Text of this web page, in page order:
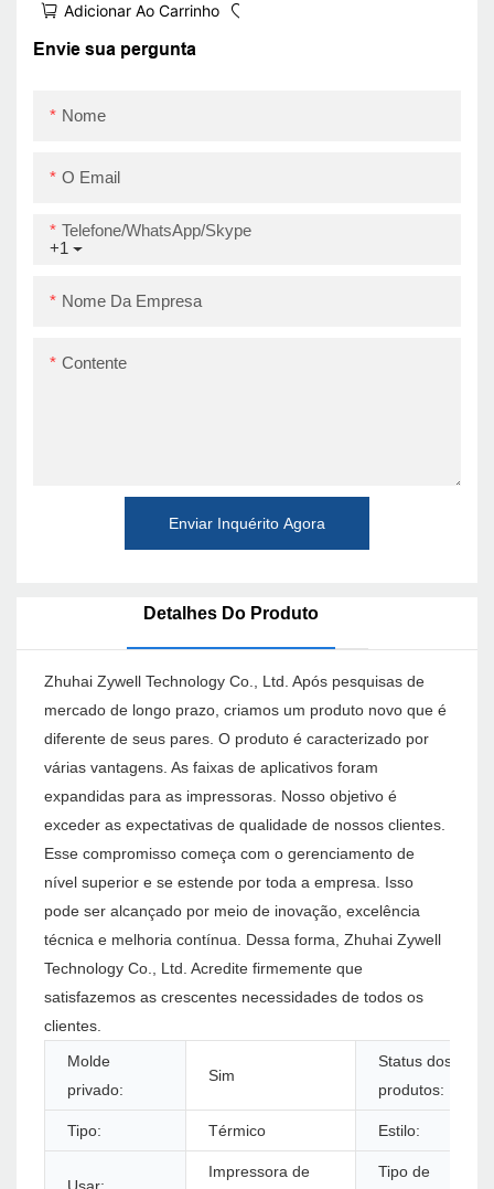
Design 4 Pinch Sticker
Printer Waybill
Adicionar Ao Carrinho
Envie sua pergunta
Nome
O Email
+1
Telefone/WhatsApp/Skype
Nome Da Empresa
Contente
Enviar Inquérito Agora
Detalhes Do Produto
Zhuhai Zywell Technology Co., Ltd. Após pesquisas de
mercado de longo prazo, criamos um produto novo que é
diferente de seus pares. O produto é caracterizado por
várias vantagens. As faixas de aplicativos foram
expandidas para as impressoras. Nosso objetivo é
exceder as expectativas de qualidade de nossos clientes.
Esse compromisso começa com o gerenciamento de
nível superior e se estende por toda a empresa. Isso
pode ser alcançado por meio de inovação, excelência
técnica e melhoria contínua. Dessa forma, Zhuhai Zywell
Technology Co., Ltd. Acredite firmemente que
satisfazemos as crescentes necessidades de todos os
clientes.
Molde
privado:
Sim
Status dos
produtos:
Tipo: Térmico Estilo:
Impressora de Tipo de